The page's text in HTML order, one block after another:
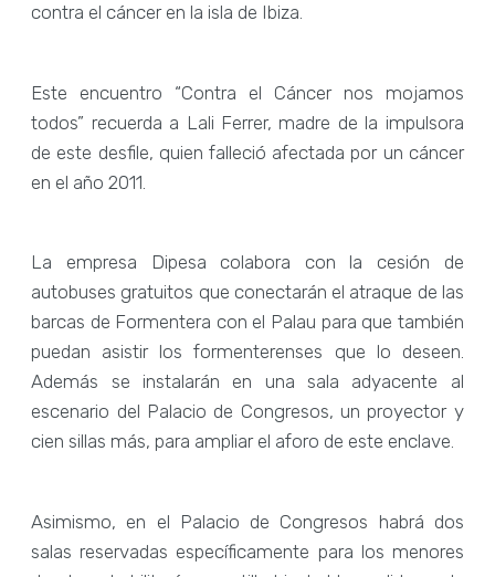
contra el cáncer en la isla de Ibiza.
Este encuentro “Contra el Cáncer nos mojamos
todos” recuerda a Lali Ferrer, madre de la impulsora
de este desfile, quien falleció afectada por un cáncer
en el año 2011.
La empresa Dipesa colabora con la cesión de
autobuses gratuitos que conectarán el atraque de las
barcas de Formentera con el Palau para que también
puedan asistir los formenterenses que lo deseen.
Además se instalarán en una sala adyacente al
escenario del Palacio de Congresos, un proyector y
cien sillas más, para ampliar el aforo de este enclave.
Asimismo, en el Palacio de Congresos habrá dos
salas reservadas específicamente para los menores